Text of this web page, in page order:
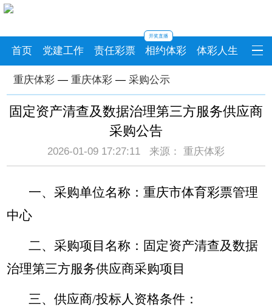
首页 党建工作 责任彩票 相约体彩
开奖直播
体彩人生
重庆体彩— 重庆体彩— 采购公示
固定资产清查及数据治理第三方服务供应商
采购公告
2026-01-09 17:27:11 来源： 重庆体彩
一、采购单位名称：重庆市体育彩票管理
中心
二、采购项目名称：固定资产清查及数据
治理第三方服务供应商采购项目
三、供应商/投标人资格条件：